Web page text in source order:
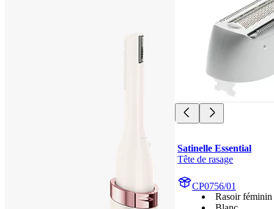
Satinelle Essential
Tête de rasage
CP0756/01
Rasoir féminin